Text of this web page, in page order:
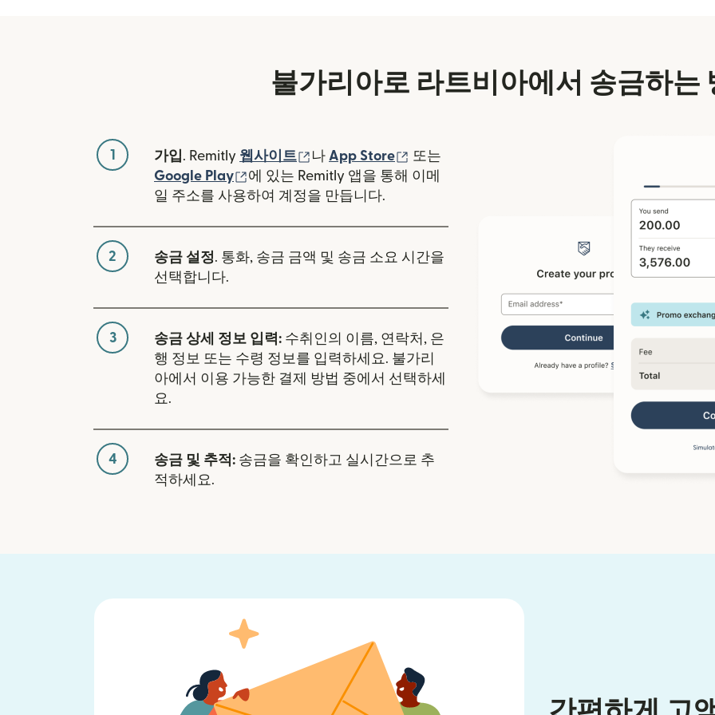
불가리아로 라트비아에서 송금하는
1 가입. Remitly 웹사이트 (새 창에서 열림)
나 App Store (새 창에서 열림)
또는
Google Play
(새 창에서 열림)
에 있는 Remitly 앱을 통해 이메
일 주소를 사용하여 계정을 만듭니다.
2 송금 설정. 통화, 송금 금액 및 송금 소요 시간을
선택합니다.
3 송금 상세 정보 입력: 수취인의 이름, 연락처, 은
행 정보 또는 수령 정보를 입력하세요. 불가리
아에서 이용 가능한 결제 방법 중에서 선택하세
요.
4 송금 및 추적: 송금을 확인하고 실시간으로 추
적하세요.